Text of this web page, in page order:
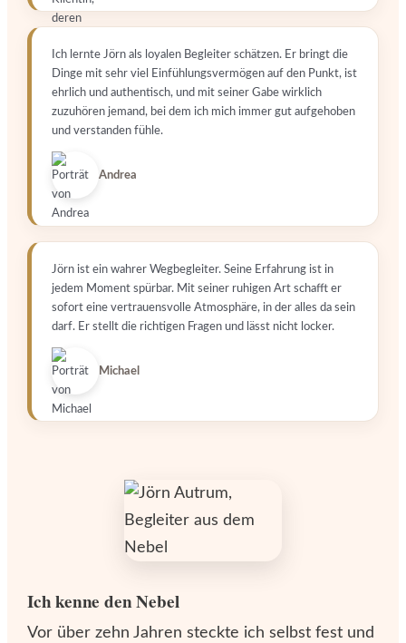
Ich lernte Jörn als loyalen Begleiter schätzen. Er bringt die
Dinge mit sehr viel Einfühlungsvermögen auf den Punkt, ist
ehrlich und authentisch, und mit seiner Gabe wirklich
zuzuhören jemand, bei dem ich mich immer gut aufgehoben
und verstanden fühle.
Andrea
Jörn ist ein wahrer Wegbegleiter. Seine Erfahrung ist in
jedem Moment spürbar. Mit seiner ruhigen Art schafft er
sofort eine vertrauensvolle Atmosphäre, in der alles da sein
darf. Er stellt die richtigen Fragen und lässt nicht locker.
Michael
Ich kenne den Nebel
Vor über zehn Jahren steckte ich selbst fest und